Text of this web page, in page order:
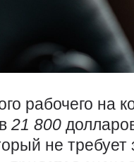
рабочего на
21 800
не